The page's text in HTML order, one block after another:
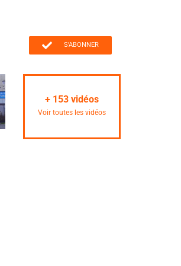
S'ABONNER
+ 153 vidéos
Voir toutes les vidéos